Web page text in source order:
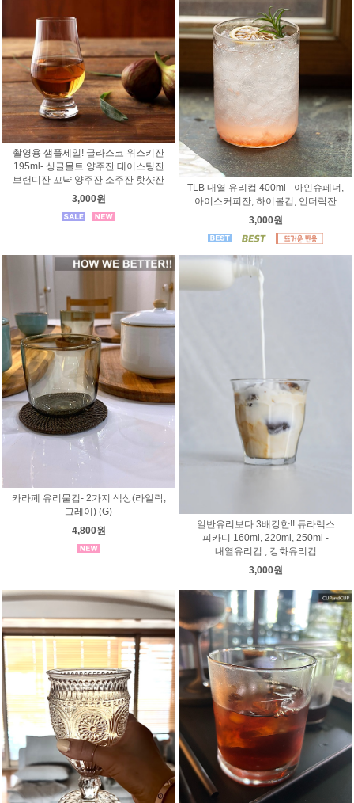
촬영용 샘플세일! 글라스코 위스키잔
195ml- 싱글몰트 양주잔 테이스팅잔
브랜디잔 꼬냑 양주잔 소주잔 핫샷잔
3,000원
TLB 내열 유리컵 400ml - 아인슈페너,
아이스커피잔, 하이볼컵, 언더락잔
3,000원
카라페 유리물컵- 2가지 색상(라일락,
그레이) (G)
4,800원
일반유리보다 3배강한!! 듀라렉스
피카디 160ml, 220ml, 250ml -
내열유리컵 , 강화유리컵
3,000원